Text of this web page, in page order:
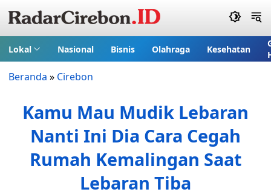
Lokal Nasional Bisnis Olahraga Kesehatan
Beranda » Cirebon
Kamu Mau Mudik Lebaran
Nanti Ini Dia Cara Cegah
Rumah Kemalingan Saat
Lebaran Tiba